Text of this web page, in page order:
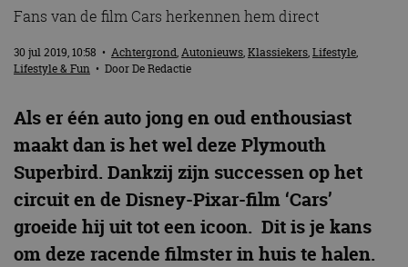
Fans van de film Cars herkennen hem direct
30 jul 2019, 10:58 • Achtergrond,Autonieuws,Klassiekers,Lifestyle,
Lifestyle & Fun • DoorDe Redactie
Als er één auto jong en oud enthousiast
maakt dan is het wel deze Plymouth
Superbird. Dankzij zijn successen op het
circuit en de Disney-Pixar-film ‘Cars’
groeide hij uit tot een icoon. Dit is je kans
om deze racende filmster in huis te halen.